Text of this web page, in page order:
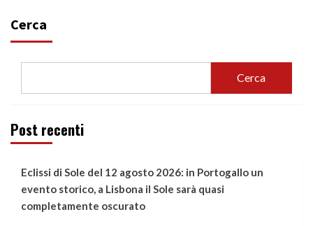
Cerca
Cerca
Post recenti
Eclissi di Sole del 12 agosto 2026: in Portogallo un
evento storico, a Lisbona il Sole sarà quasi
completamente oscurato